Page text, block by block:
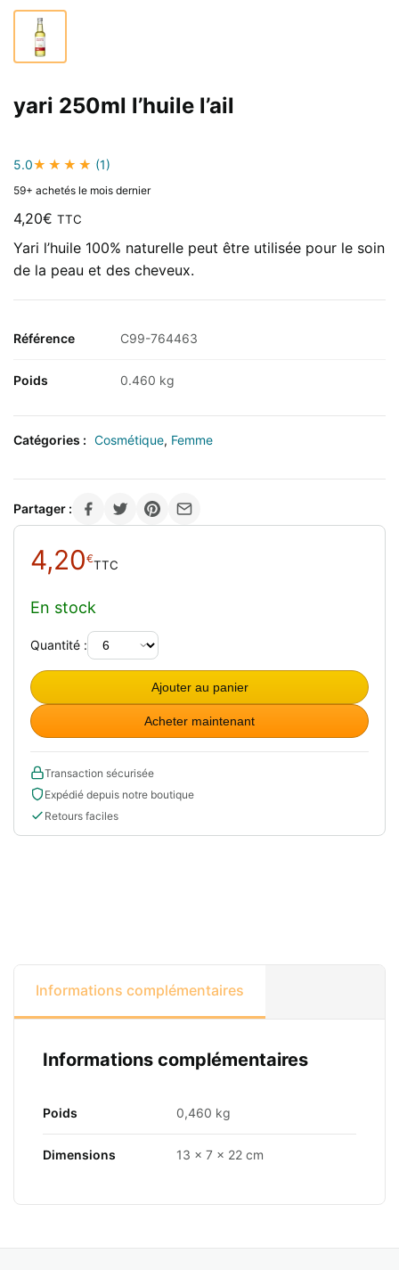
yari 250ml l’huile l’ail
5.0 (1)
59+ achetés le mois dernier
4,20€ TTC
Yari l’huile 100% naturelle peut être utilisée pour le soin
de la peau et des cheveux.
Référence C99-764463
Poids 0.460 kg
Catégories : Cosmétique, Femme
Partager :
4,20€TTC
En stock
Quantité :
Ajouter au panier
Acheter maintenant
Transaction sécurisée
Expédié depuis notre boutique
Retours faciles
Informations complémentaires
Informations complémentaires
Poids 0,460 kg
Dimensions 13 × 7 × 22 cm